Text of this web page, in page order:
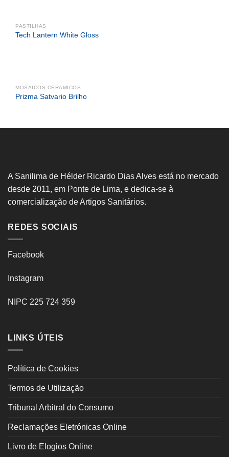
PASTILHAS
Tech Lantern White Gloss
MOSAICOS CERÂMICOS
Prizma Satvario Brilho
A Sanilima de Hélder Ricardo Dias Alves está no mercado
desde 2011, em Ponte de Lima, e dedica-se à
comercialização de Artigos Sanitários.
REDES SOCIAIS
Facebook
Instagram
NIPC 225 724 359
LINKS ÚTEIS
Política de Cookies
Termos de Utilização
Tribunal Arbitral do Consumo
Reclamações Eletrónicas Online
Livro de Elogios Online